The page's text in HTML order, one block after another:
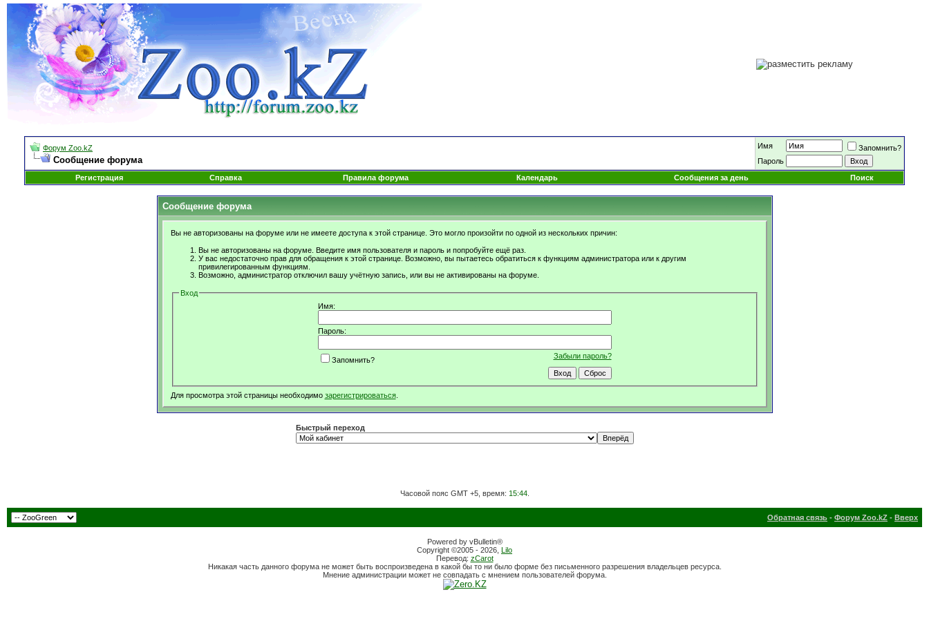
Форум Zoo.kZ
Сообщение форума
Имя
Запомнить?
Пароль
Регистрация
Справка Правила форума Календарь Сообщения за день Поиск
Сообщение форума
Вы не авторизованы на форуме или не имеете доступа к этой странице. Это могло произойти по одной из нескольких причин:
Вы не авторизованы на форуме. Введите имя пользователя и пароль и попробуйте ещё раз.
У вас недостаточно прав для обращения к этой странице. Возможно, вы пытаетесь обратиться к функциям администратора или к другим
привилегированным функциям.
Возможно, администратор отключил вашу учётную запись, или вы не активированы на форуме.
Вход
Имя:
Пароль:
Забыли пароль?
Запомнить?
Для просмотра этой страницы необходимо зарегистрироваться.
Быстрый переход
Часовой пояс GMT +5, время: 15:44.
Обратная связь - Форум Zoo.kZ - Вверх
Powered by vBulletin®
Copyright ©2005 - 2026, Lilo
Перевод: zCarot
Никакая часть данного форума не может быть воспроизведена в какой бы то ни было форме без письменного разрешения владельцев ресурса.
Мнение администрации может не совпадать с мнением пользователей форума.